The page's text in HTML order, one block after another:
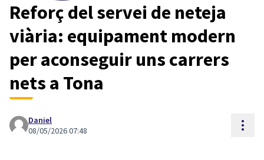
Reforç del servei de neteja
viària: equipament modern
per aconseguir uns carrers
nets a Tona
Daniel
08/05/2026 07:48